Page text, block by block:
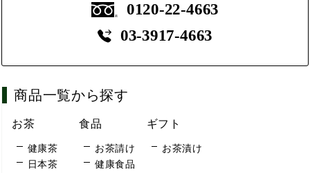
0120-22-4663
03-3917-4663
商品一覧から探す
お茶
健康茶
日本茶
食品
お茶請け
健康食品
ギフト
お茶漬け